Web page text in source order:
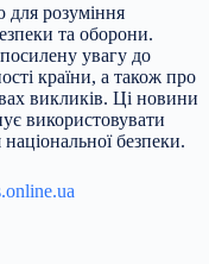
розуміння
та оборони.
увагу до
країни, а також про
викликів. Ці новини
використовувати
безпеки.